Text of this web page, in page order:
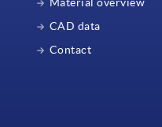
Material overview
CAD data
Contact